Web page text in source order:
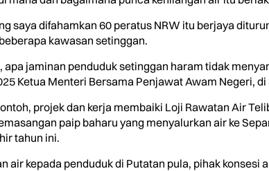
saya difahamkan 60 peratus NRW itu berjaya
kawasan setinggan.
apa jaminan penduduk setinggan haram tidak
Ketua Menteri Bersama Penjawat Awam Negeri, di
projek dan kerja membaiki Loji Rawatan Air
paip baharu yang menyalurkan air ke
tahun ini.
air kepada penduduk di Putatan pula, pihak